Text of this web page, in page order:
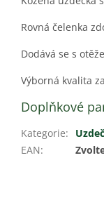
Rovná čelenka
Dodává se s
Výborná kvalita
Doplňkové
Kategorie:
EAN: